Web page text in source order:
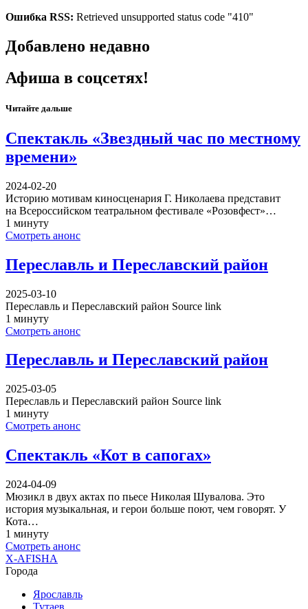
Ошибка RSS: Retrieved unsupported status code "410"
Добавлено недавно
Афиша в соцсетях!
Читайте дальше
Спектакль «Звездный час по местному
времени»
2024-02-20
Историю мотивам киносценария Г. Николаева представит
на Всероссийском театральном фестивале «Розовфест»…
1 минуту
Смотреть анонс
Переславль и Переславский район
2025-03-10
Переславль и Переславский район Source link
1 минуту
Смотреть анонс
Переславль и Переславский район
2025-03-05
Переславль и Переславский район Source link
1 минуту
Смотреть анонс
Спектакль «Кот в сапогах»
2024-04-09
Мюзикл в двух актах по пьесе Николая Шувалова. Это
история музыкальная, и герои больше поют, чем говорят. У
Кота…
1 минуту
Смотреть анонс
X-AFISHA
Города
Ярославль